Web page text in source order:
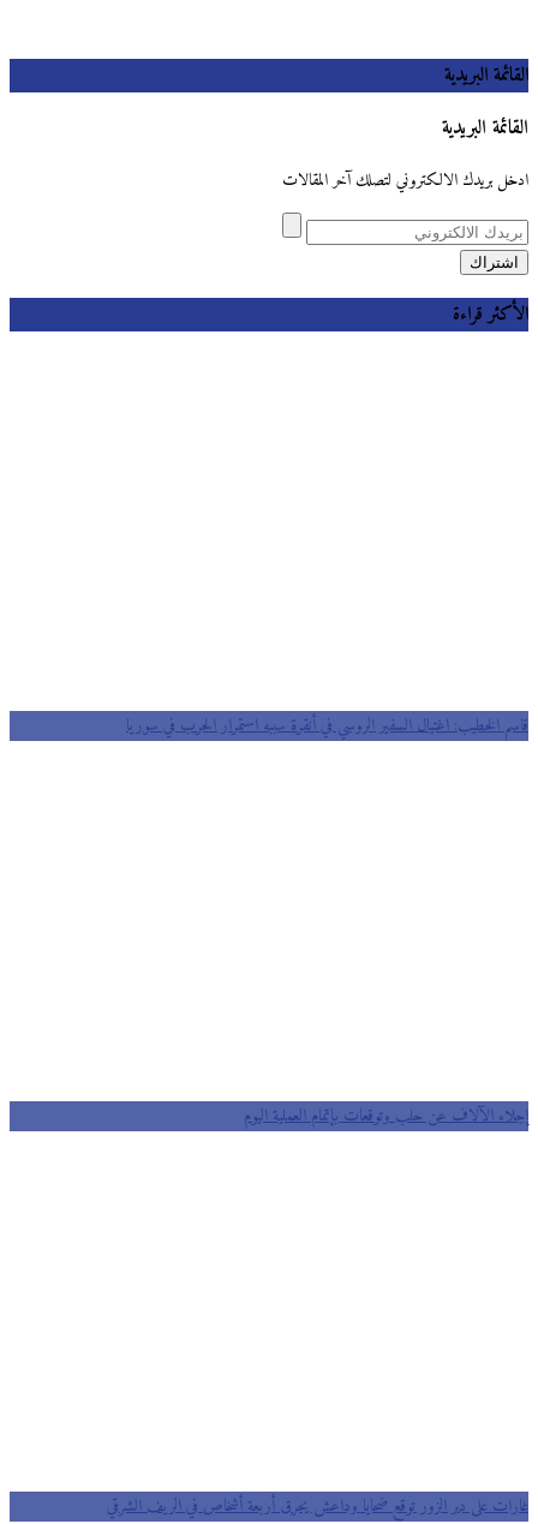
القائمة البريدية
القائمة البريدية
ادخل بريدك الالكتروني لتصلك آخر المقالات
الأكثر قراءة
قاسم الخطيب: اغتيال السفير الروسي في أنقرة سببه استمرار الحرب في سوريا
إجلاء الآلاف عن حلب وتوقعات بإتمام العملية اليوم
غارات على دير الزور توقع ضحايا وداعش يحرق أربعة أشخاص في الريف الشرقي